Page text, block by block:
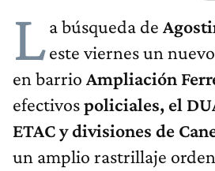
La búsqueda de
este viernes un
en barrio Ampliación
efectivospoliciales, el
ETAC y divisiones de
un amplio rastrillaje